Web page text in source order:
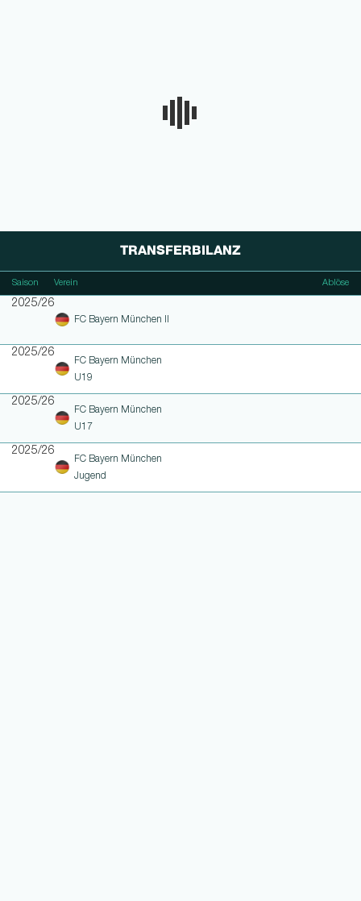
TRANSFERBILANZ
Saison Verein Ablöse
2025/26
FC Bayern München II
2025/26
FC Bayern München
U19
2025/26
FC Bayern München
U17
2025/26
FC Bayern München
Jugend